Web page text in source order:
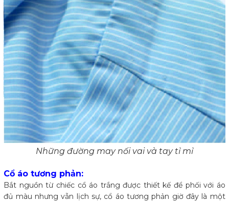
Những đường may nối vai và tay tỉ mỉ
Cổ áo tương phản:
Bắt nguồn từ chiếc cổ áo trắng được thiết kế để phối với áo
đủ màu nhưng vẫn lịch sự, cổ áo tương phản giờ đây là một